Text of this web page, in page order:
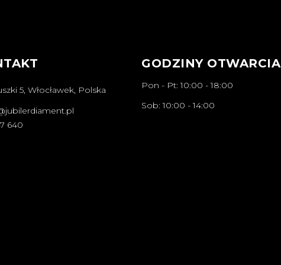
5, Włocławek, Polska
640
GODZINY OTWARCIA
Pon - Pt: 10:00 - 18:00
Sob: 10:00 - 14:00